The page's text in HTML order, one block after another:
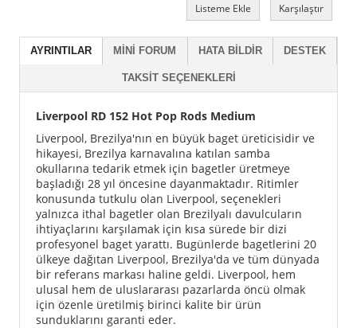
Listeme Ekle Karşılaştır
AYRINTILAR MINI FORUM HATA BILDIR DESTEK
TAKSIT SEÇENEKLERI
Liverpool RD 152 Hot Pop Rods Medium
Liverpool, Brezilya'nın en büyük baget üreticisidir ve
hikayesi, Brezilya karnavalına katılan samba
okullarına tedarik etmek için bagetler üretmeye
başladığı 28 yıl öncesine dayanmaktadır. Ritimler
konusunda tutkulu olan Liverpool, seçenekleri
yalnızca ithal bagetler olan Brezilyalı davulcuların
ihtiyaçlarını karşılamak için kısa sürede bir dizi
profesyonel baget yarattı. Bugünlerde bagetlerini 20
ülkeye dağıtan Liverpool, Brezilya'da ve tüm dünyada
bir referans markası haline geldi. Liverpool, hem
ulusal hem de uluslararası pazarlarda öncü olmak
için özenle üretilmiş birinci kalite bir ürün
sunduklarını garanti eder.